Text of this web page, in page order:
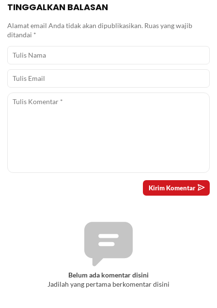
TINGGALKAN BALASAN
Alamat email Anda tidak akan dipublikasikan. Ruas yang wajib
ditandai *
Belum ada komentar disini
Jadilah yang pertama berkomentar disini